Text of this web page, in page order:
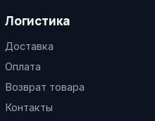
Логистика
Доставка
Оплата
Возврат товара
Контакты